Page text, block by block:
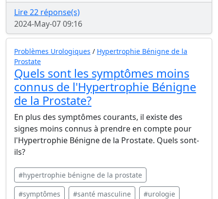
Lire 22 réponse(s)
2024-May-07 09:16
Problèmes Urologiques / Hypertrophie Bénigne de la
Prostate
Quels sont les symptômes moins
connus de l'Hypertrophie Bénigne
de la Prostate?
En plus des symptômes courants, il existe des
signes moins connus à prendre en compte pour
l'Hypertrophie Bénigne de la Prostate. Quels sont-
ils?
#hypertrophie bénigne de la prostate
#symptômes #santé masculine #urologie